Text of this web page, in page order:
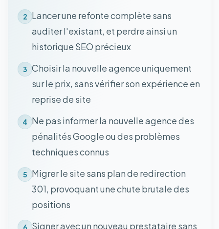
2 Lancer une refonte complète sans
auditer l'existant, et perdre ainsi un
historique SEO précieux
3 Choisir la nouvelle agence uniquement
sur le prix, sans vérifier son expérience en
reprise de site
4 Ne pas informer la nouvelle agence des
pénalités Google ou des problèmes
techniques connus
5 Migrer le site sans plan de redirection
301, provoquant une chute brutale des
positions
6 Signer avec un nouveau prestataire sans